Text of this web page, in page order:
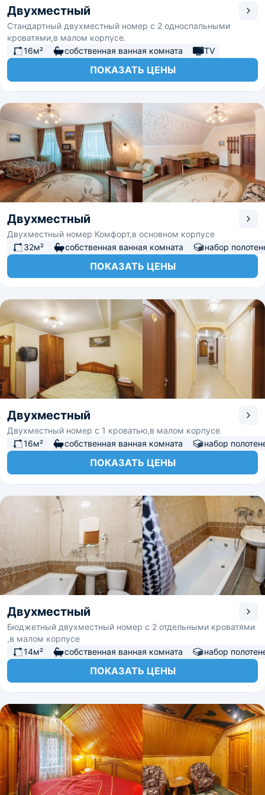
Двухместный
Стандартный двухместный номер с 2 односпальными
кроватями,в малом корпусе.
16м²
собственная ванная комната TV
ПОКАЗАТЬ ЦЕНЫ
Двухместный
Двухместный номер Комфорт,в основном корпусе
32м²
собственная ванная комната набор
ПОКАЗАТЬ ЦЕНЫ
Двухместный
Двухместный номер с 1 кроватью,в малом корпусе
16м²
собственная ванная комната набор
ПОКАЗАТЬ ЦЕНЫ
Двухместный
Бюджетный двухместный номер с 2 отдельными кроватями
,в малом корпусе
14м²
собственная ванная комната набор
ПОКАЗАТЬ ЦЕНЫ